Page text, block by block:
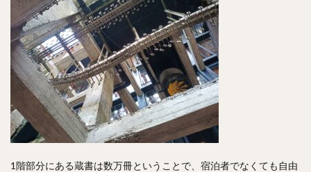
1階部分にある蔵書は数万冊ということで、宿泊者でなくても自由